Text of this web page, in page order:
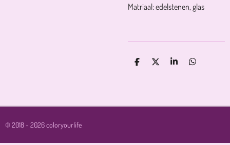
Matriaal: edelstenen, glas
D
D
S
D
© 2018 - 2026 coloryourlife